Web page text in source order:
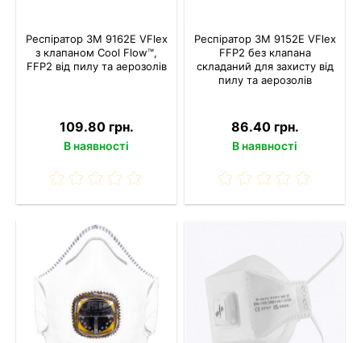
Респіратор 3M 9162E VFlex
з клапаном Cool Flow™,
FFP2 від пилу та аерозолів
109.80 грн.
В наявності
Респіратор 3M 9152E VFlex
FFP2 без клапана
складаний для захисту від
пилу та аерозолів
86.40 грн.
В наявності